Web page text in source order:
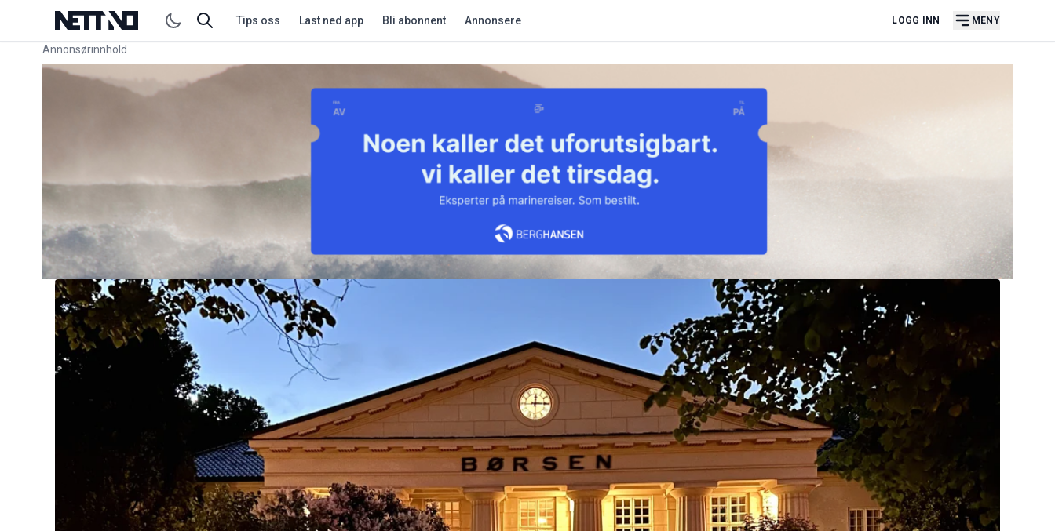
Tips oss Last ned app Bli abonnent Annonsere LOGG INN MENY
Annonsørinnhold
Link for annonse